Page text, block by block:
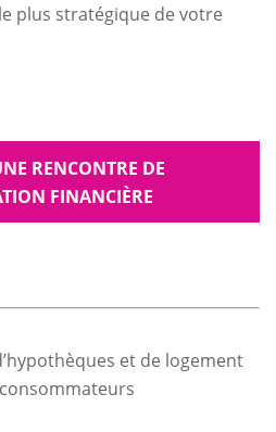
plus stratégique de votre
RENCONTRE DE
FINANCIÈRE
et de logement